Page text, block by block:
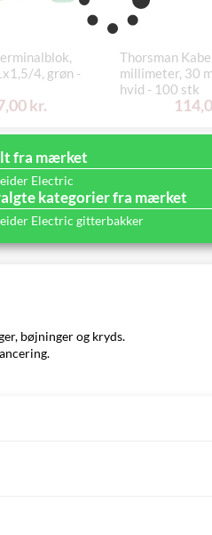
4, grøn -
kr.
Thorsman
millimeter, 30
hvid - 100 stk
fra mærket
Electric
kategorier fra mærket
Electric gitterbakker
bøjninger og kryds.